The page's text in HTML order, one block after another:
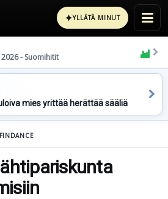
✦YLLÄTÄ MINUT
- Suomihitit
mies yrittää herättää sääliä
FINDANCE